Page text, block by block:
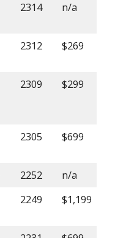
2314 n/a
2312 $269
2309 $299
2305 $699
2252
n/a
2249 $1,199